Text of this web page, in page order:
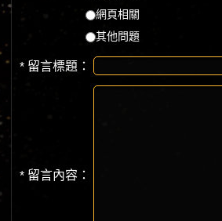
網頁相關
其他問題
* 留言標題：
* 留言內容：